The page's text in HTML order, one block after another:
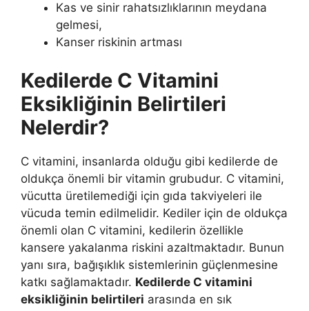
Kas ve sinir rahatsızlıklarının meydana
gelmesi,
Kanser riskinin artması
Kedilerde C Vitamini
Eksikliğinin Belirtileri
Nelerdir?
C vitamini, insanlarda olduğu gibi kedilerde de
oldukça önemli bir vitamin grubudur. C vitamini,
vücutta üretilemediği için gıda takviyeleri ile
vücuda temin edilmelidir. Kediler için de oldukça
önemli olan C vitamini, kedilerin özellikle
kansere yakalanma riskini azaltmaktadır. Bunun
yanı sıra, bağışıklık sistemlerinin güçlenmesine
katkı sağlamaktadır. Kedilerde C vitamini
eksikliğinin belirtileri arasında en sık